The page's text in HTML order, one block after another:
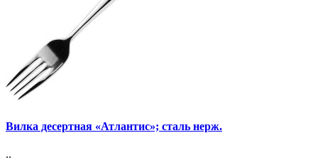
Вилка десертная «Атлантис»; сталь нерж.
..